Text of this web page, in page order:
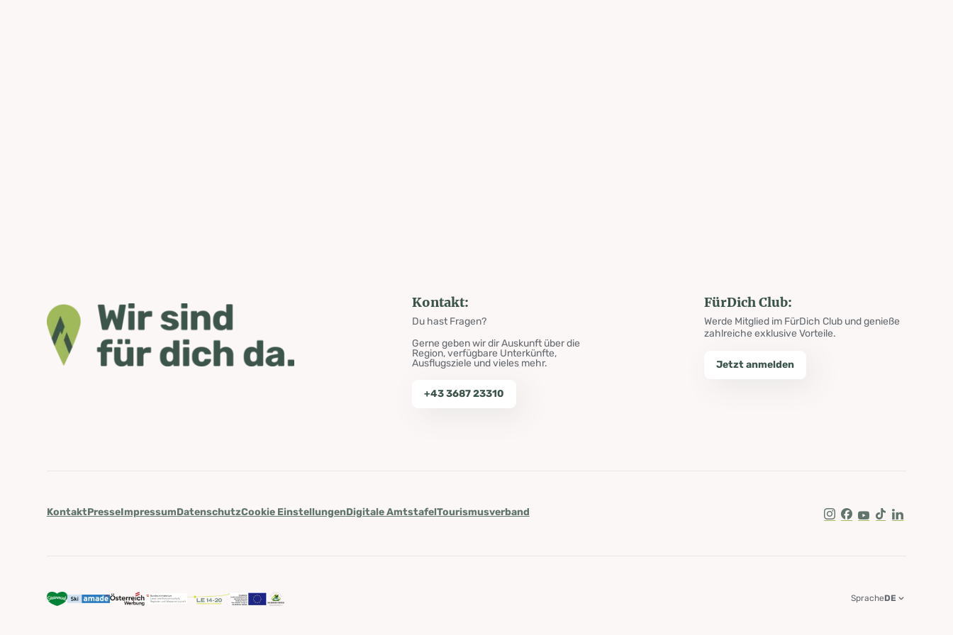
Kontakt:
Du hast Fragen?
Gerne geben wir dir Auskunft über die
Region, verfügbare Unterkünfte,
Ausflugsziele und vieles mehr.
+43 3687 23310
FürDich Club:
Werde Mitglied im FürDich Club und genieße
zahlreiche exklusive Vorteile.
Jetzt anmelden
KontaktPresseImpressumDatenschutzCookie EinstellungenDigitale AmtstafelTourismusverband
Instagram
Facebook
Youtube
Tik TokLinkedIn
SpracheDE